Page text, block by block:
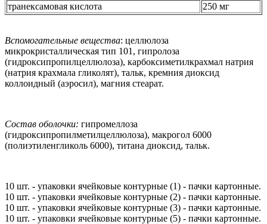
транексамовая кислота
250 мг
Вспомогательные вещества: целлюлоза
микрокристаллическая тип 101, гипролоза
(гидроксипропилцеллюлоза), карбоксиметилкрахмал натрия
(натрия крахмала гликолят), тальк, кремния диоксид
коллоидный (аэросил), магния стеарат.
Состав оболочки: гипромеллоза
(гидроксипропилметилцеллюлоза), макрогол 6000
(полиэтиленгликоль 6000), титана диоксид, тальк.
10 шт. - упаковки ячейковые контурные (1) - пачки картонные.
10 шт. - упаковки ячейковые контурные (2) - пачки картонные.
10 шт. - упаковки ячейковые контурные (3) - пачки картонные.
10 шт. - упаковки ячейковые контурные (5) - пачки картонные.